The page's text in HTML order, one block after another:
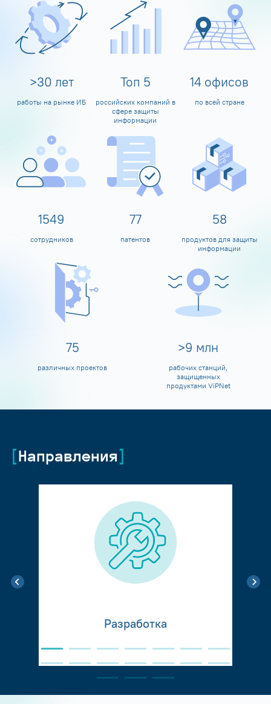
>30 лет
работы на рынке ИБ
Топ 5
российских компаний в
сфере защиты
информации
14 офисов
по всей стране
1600
сотрудников
80
патентов
60
продуктов для защиты
информации
80
различных проектов
>10 млн
рабочих станций,
защищенных
продуктами ViPNet
Направления
Разработка